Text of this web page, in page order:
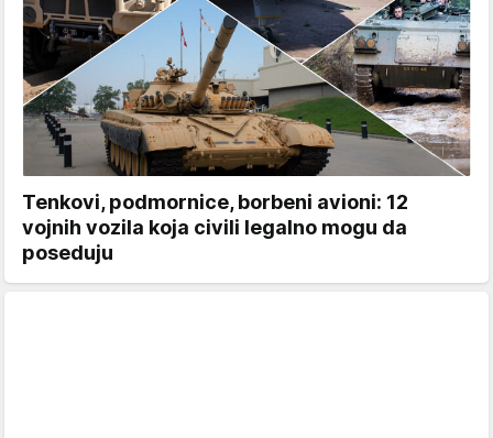
Tenkovi, podmornice, borbeni avioni: 12
vojnih vozila koja civili legalno mogu da
poseduju